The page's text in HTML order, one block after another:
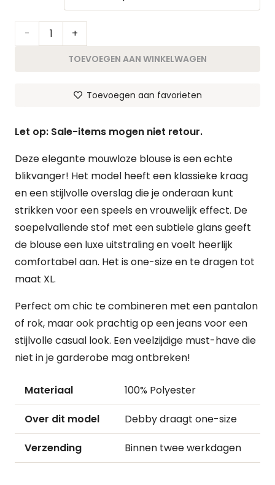
€ 32,50.€ 17,50.
Blouse
aantal
TOEVOEGEN AAN WINKELWAGEN
Toevoegen aan favorieten
Let op: Sale-items mogen niet retour.
Deze elegante mouwloze blouse is een echte
blikvanger! Het model heeft een klassieke kraag
en een stijlvolle overslag die je onderaan kunt
strikken voor een speels en vrouwelijk effect. De
soepelvallende stof met een subtiele glans geeft
de blouse een luxe uitstraling en voelt heerlijk
comfortabel aan. Het is one-size en te dragen tot
maat XL.
Perfect om chic te combineren met een pantalon
of rok, maar ook prachtig op een jeans voor een
stijlvolle casual look. Een veelzijdige must-have die
niet in je garderobe mag ontbreken!
Materiaal 100% Polyester
Over dit model Debby draagt one-size
Verzending Binnen twee werkdagen